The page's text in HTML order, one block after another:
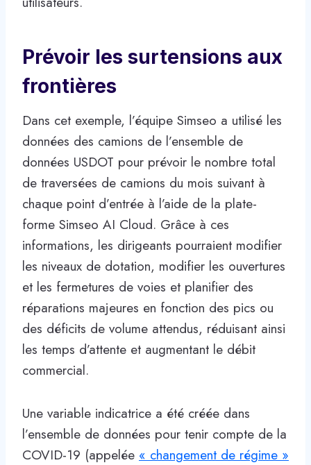
Prévoir les surtensions aux
frontières
Dans cet exemple, l’équipe Simseo a utilisé les
données des camions de l’ensemble de
données USDOT pour prévoir le nombre total
de traversées de camions du mois suivant à
chaque point d’entrée à l’aide de la plate-
forme Simseo AI Cloud. Grâce à ces
informations, les dirigeants pourraient modifier
les niveaux de dotation, modifier les ouvertures
et les fermetures de voies et planifier des
réparations majeures en fonction des pics ou
des déficits de volume attendus, réduisant ainsi
les temps d’attente et augmentant le débit
commercial.
Une variable indicatrice a été créée dans
l’ensemble de données pour tenir compte de la
COVID-19 (appelée « changement de régime »